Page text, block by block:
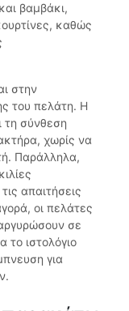
βαμβάκι,
καθώς
στην
του πελάτη. Η
τη σύνθεση
χωρίς να
Παράλληλα,
απαιτήσεις
οι πελάτες
σε
ιστολόγιο
για